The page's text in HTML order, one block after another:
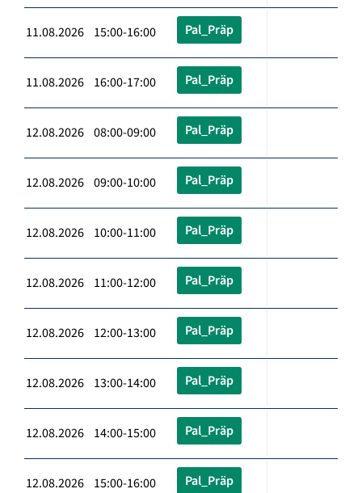
11.08.2026 15:00-16:00 Pal_Präp
11.08.2026 16:00-17:00 Pal_Präp
12.08.2026 08:00-09:00 Pal_Präp
12.08.2026 09:00-10:00 Pal_Präp
12.08.2026 10:00-11:00 Pal_Präp
12.08.2026 11:00-12:00 Pal_Präp
12.08.2026 12:00-13:00 Pal_Präp
12.08.2026 13:00-14:00 Pal_Präp
12.08.2026 14:00-15:00 Pal_Präp
12.08.2026 15:00-16:00 Pal_Präp